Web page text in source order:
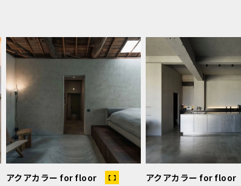
フロアリフレクト
アクアカラー for floor アクアカラー for floor